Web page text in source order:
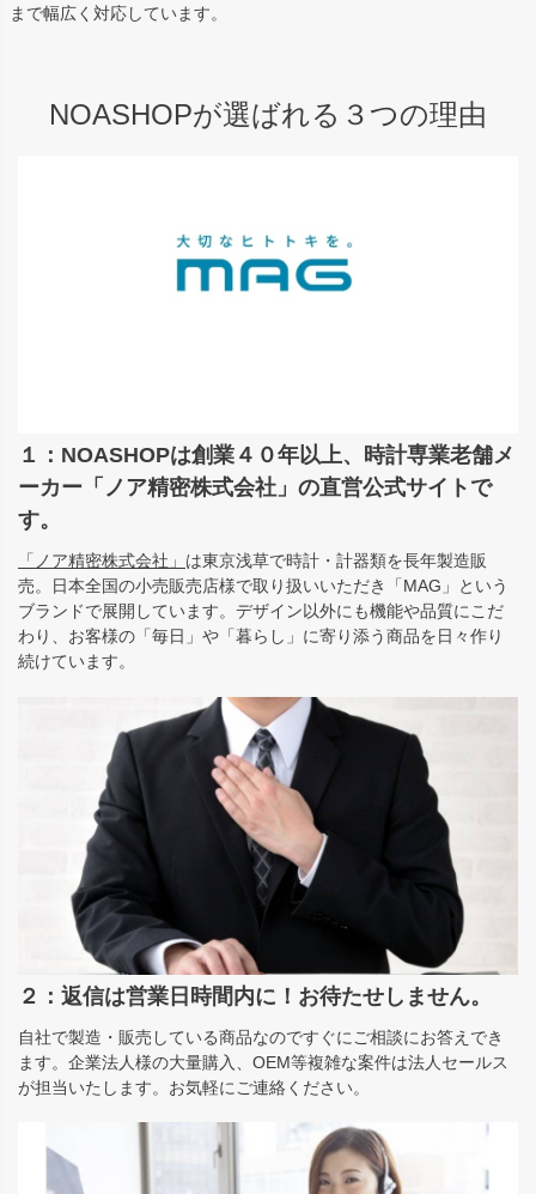
まで幅広く対応しています。
NOASHOPが選ばれる３つの理由
１：NOASHOPは創業４０年以上、時計専業老舗メ
ーカー「ノア精密株式会社」の直営公式サイトで
す。
「ノア精密株式会社」 は東京浅草で時計・計器類を長年製造販
売。日本全国の小売販売店様で取り扱いいただき「MAG」という
ブランドで展開しています。デザイン以外にも機能や品質にこだ
わり、お客様の「毎日」や「暮らし」に寄り添う商品を日々作り
続けています。
２：返信は営業日時間内に！お待たせしません。
自社で製造・販売している商品なのですぐにご相談にお答えでき
ます。企業法人様の大量購入、OEM等複雑な案件は法人セールス
が担当いたします。お気軽にご連絡ください。